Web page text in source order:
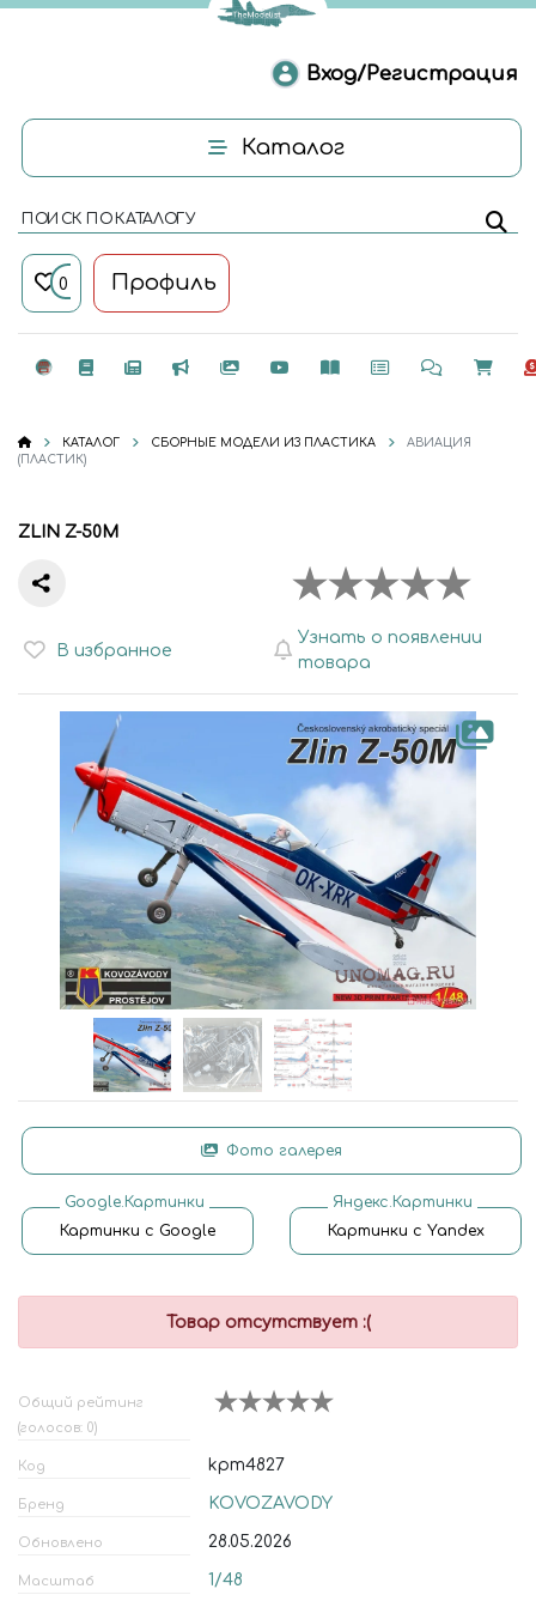
Вход/Регистрация
Каталог
ПОИСК ПО КАТАЛОГУ
0 Профиль
КАТАЛОГ СБОРНЫЕ МОДЕЛИ ИЗ ПЛАСТИКА
АВИАЦИЯ
(ПЛАСТИК)
ZLIN Z-50M
В избранное
Узнать о появлении
товара
Фото галерея
Google.Картинки
Картинки с Google
Яндекс.Картинки
Картинки с Yandex
Товар отсутствует :(
Общий рейтинг
(голосов: 0)
Код kpm4827
Бренд KOVOZAVODY
Обновлено 28.05.2026
Масштаб 1/48